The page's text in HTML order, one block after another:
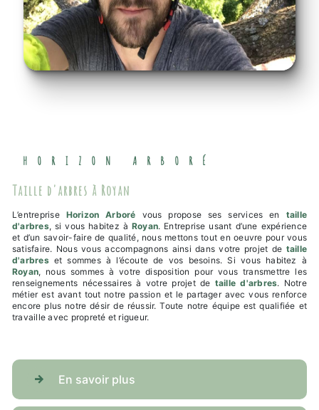
HORIZON ARBORÉ
taille d'arbres à Royan
L’entreprise Horizon Arboré vous propose ses services en taille
d'arbres, si vous habitez à Royan. Entreprise usant d’une expérience
et d’un savoir-faire de qualité, nous mettons tout en oeuvre pour vous
satisfaire. Nous vous accompagnons ainsi dans votre projet de taille
d'arbreset sommes à l’écoute de vos besoins. Si vous habitez à
Royan, nous sommes à votre disposition pour vous transmettre les
renseignements nécessaires à votre projet de taille d'arbres. Notre
métier est avant tout notre passion et le partager avec vous renforce
encore plus notre désir de réussir. Toute notre équipe est qualifiée et
travaille avec propreté et rigueur.
En savoir plus